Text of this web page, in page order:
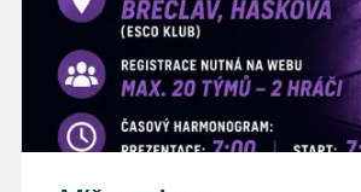
Těšíme se na Vás!